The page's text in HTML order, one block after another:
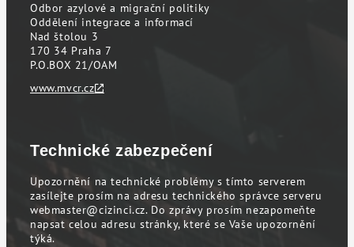
Odbor azylové a migrační politiky
Oddělení integrace a informací
Nad štolou 3
170 34 Praha 7
P.O.BOX 21/OAM
www.mvcr.cz
Technické zabezpečení
Upozornění na technické problémy s tímto serverem
zasílejte prosím na adresu technického správce serveru
webmaster@cizinci.cz. Do zprávy prosím nezapomeňte
napsat celou adresu stránky, které se Vaše upozornění
týká.